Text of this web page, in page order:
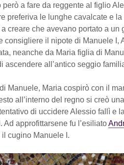
però a fare da reggente al figlio
preferiva le lunghe cavalcate e
creare che avevano portato a
consigliere il nipote di Manuele I,
neanche da Maria figlia di
ascendere all’antico seggio
Manuele, Maria cospirò con il
all’interno del regno si creò una
tentativo di uccidere Alessio fallì e
Ad approfittarsene fu l’esiliato
il cugino Manuele I.